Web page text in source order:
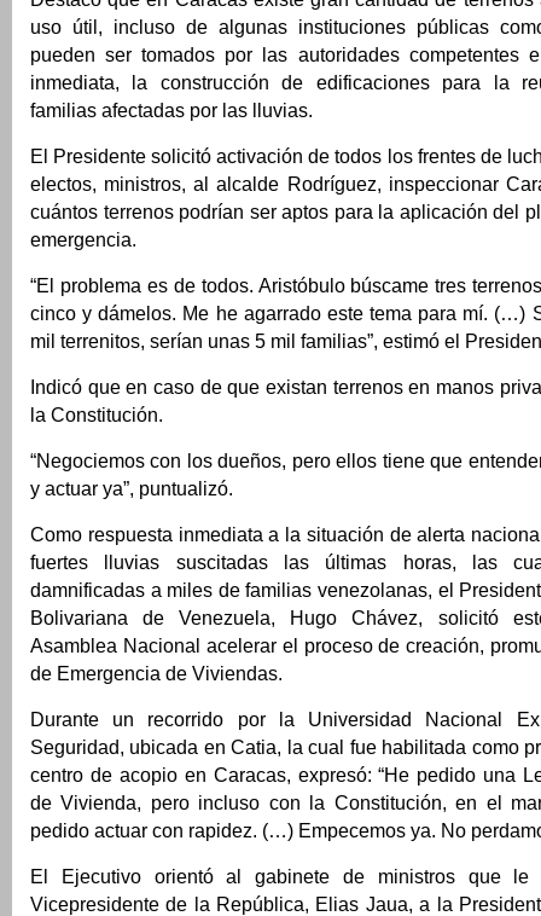
uso útil, incluso de algunas instituciones públicas
pueden ser tomados por las autoridades competentes
inmediata, la construcción de edificaciones para la
familias afectadas por las lluvias.
El Presidente solicitó activación de todos los frentes de
electos, ministros, al alcalde Rodríguez, inspeccionar
cuántos terrenos podrían ser aptos para la aplicación del
emergencia.
“El problema es de todos. Aristóbulo búscame tres
cinco y dámelos. Me he agarrado este tema para mí. (…)
mil terrenitos, serían unas 5 mil familias”, estimó el
Indicó que en caso de que existan terrenos en manos
la Constitución.
“Negociemos con los dueños, pero ellos tiene que
y actuar ya”, puntualizó.
Como respuesta inmediata a la situación de alerta
fuertes lluvias suscitadas las últimas horas, las
damnificadas a miles de familias venezolanas, el
Bolivariana de Venezuela, Hugo Chávez, solicitó
Asamblea Nacional acelerar el proceso de creación,
de Emergencia de Viviendas.
Durante un recorrido por la Universidad Nacional
Seguridad, ubicada en Catia, la cual fue habilitada como
centro de acopio en Caracas, expresó: “He pedido una
de Vivienda, pero incluso con la Constitución, en el
pedido actuar con rapidez. (…) Empecemos ya. No
El Ejecutivo orientó al gabinete de ministros que le
Vicepresidente de la República, Elias Jaua, a la